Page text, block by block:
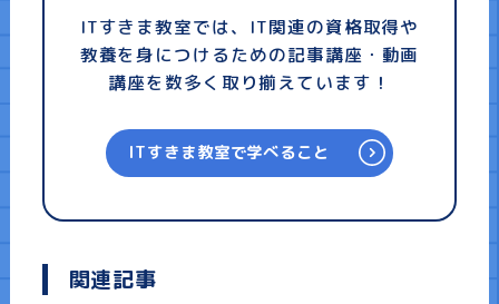
ITすきま教室では、IT関連の資格取得や
教養を身につけるための記事講座・動画
講座を数多く取り揃えています！
ITすきま教室で学べること
関連記事